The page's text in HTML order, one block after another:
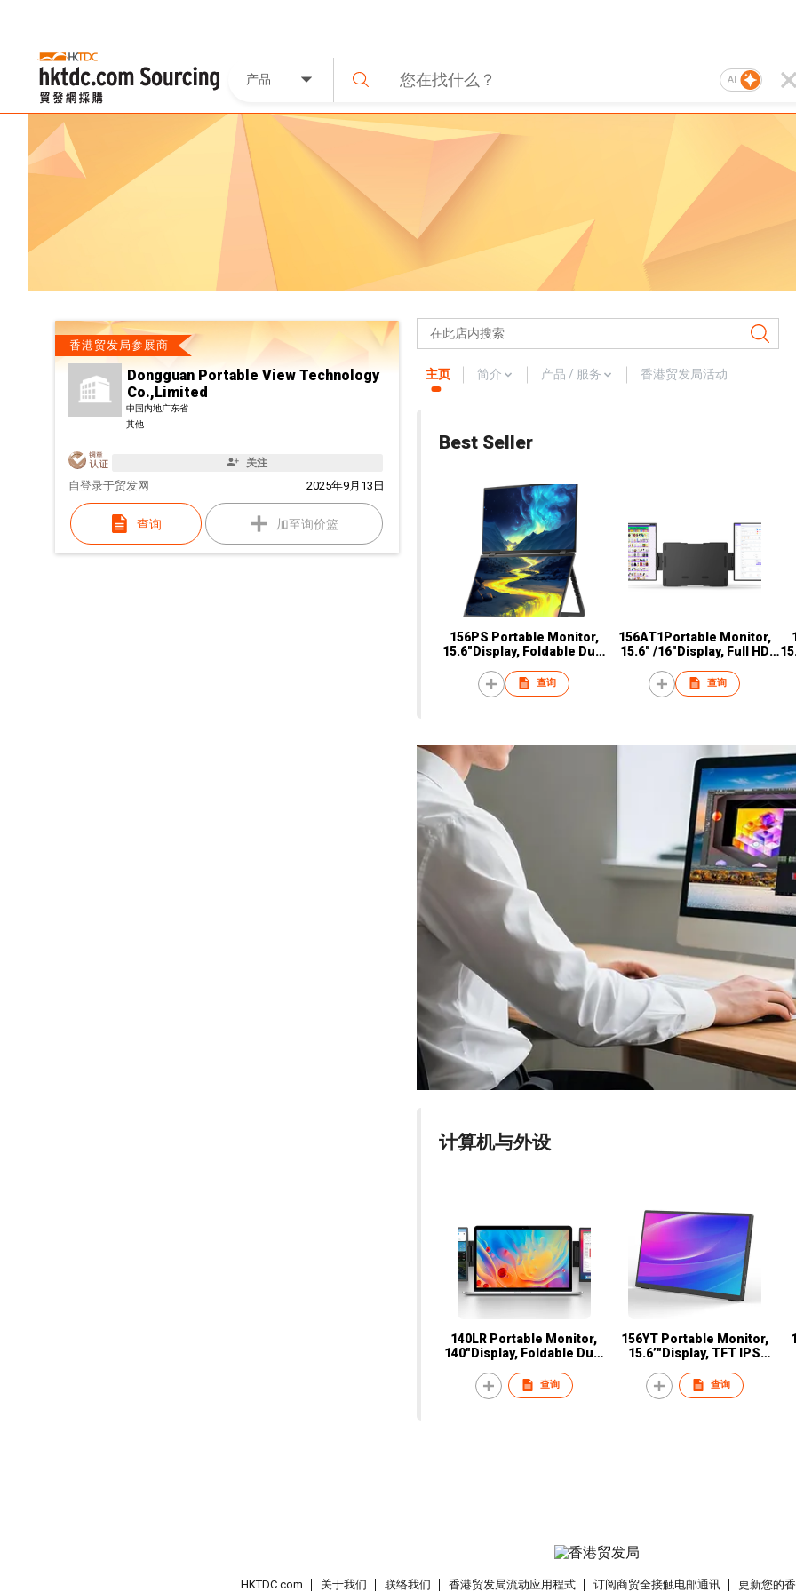
产品 AI
香港贸发局参展商
Dongguan Portable View Technology
Co.,Limited
中国内地广东省
其他
关注
自 2025年9月13日
登录于贸发网
查询 加至询价篮
主页 简介 产品 / 服务 香港贸发局活动
Best Seller
156PS Portable Monitor,
15.6"Display, Foldable Dual
nits Brightness, 60Hz
Refresh Rate, USB-C
查询
156AT1Portable Monitor,
15.6" /16"Display, Full HD
250 nits Brightness, 60Hz
Refresh Rate, USB-C
查询
计算机与外设
140LR Portable Monitor,
140"Display, Foldable Dual
nits Brightness, 60Hz
Refresh Rate, USB-C
查询
156YT Portable Monitor,
15.6’"Display, TFT IPS
60Hz Refresh Rate, USB-C
查询
HKTDC.com 关于我们 联络我们 香港贸发局流动应用程式 订阅商贸全接触电邮通讯 更新您的